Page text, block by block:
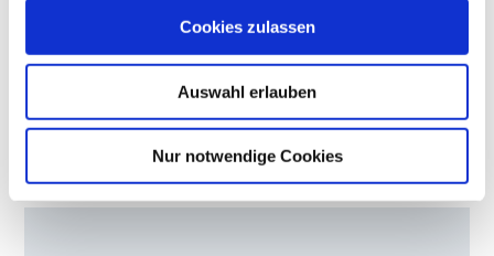
Cookies zulassen
Auswahl erlauben
Nur notwendige Cookies
sensibel für die Sprachentwicklung.
Wird in dieser Zeit keine adäquate
Hörversorgung erreicht, können
spätere Sprachfördermaßnahmen
diesen Rückstand oft nur schwer